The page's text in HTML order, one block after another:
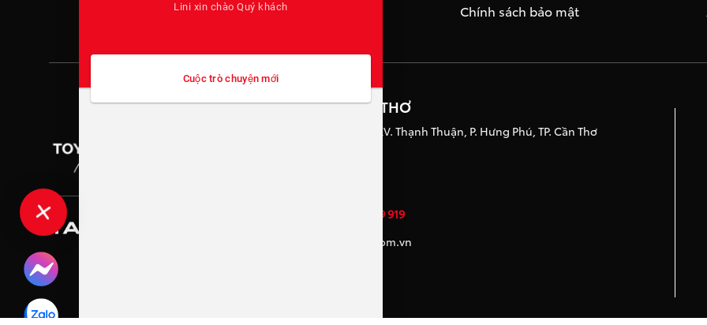
Bảng giá xe
Chính sách bảo mật
CTY TNHH TOYOTA CẦN THƠ
Địa chỉ: K2-0, Võ Nguyên Giáp, KV. Thạnh Thuận, P. Hưng Phú, TP. Cần Thơ
0931 919 919
Email: contact@toyotacantho.com.vn
Lini xin chào Quý khách
Cuộc trò chuyện mới